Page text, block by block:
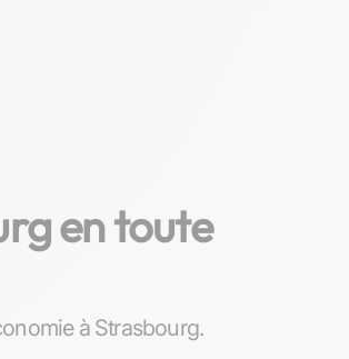
en toute
à Strasbourg.